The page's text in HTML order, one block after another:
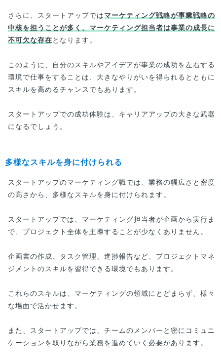
さらに、スタートアップではマーケティング戦略が事業戦略の
中核を担うことが多く、マーケティング担当者は事業の成長に
不可欠な存在となります。
このように、自分のスキルやアイデアが事業の成功を左右する
環境で仕事をすることは、大きなやりがいを得られるとともに
スキルを高めるチャンスでもあります。
スタートアップでの成功体験は、キャリアアップの大きな武器
になるでしょう。
多様なスキルを身に付けられる
スタートアップのマーケティング職では、業務の幅広さと密度
の高さから、多様なスキルを身に付けられます。
スタートアップでは、マーケティング担当者が企画から実行ま
で、プロジェクト全体を主導することが少なくありません。
企画書の作成、タスク管理、進捗報告など、プロジェクトマネ
ジメントのスキルを習得できる環境でもあります。
これらのスキルは、マーケティングの領域にとどまらず、様々
な場面で活かせます。
また、スタートアップでは、チームのメンバーと密にコミュニ
ケーションを取りながら業務を進めていく必要があります。